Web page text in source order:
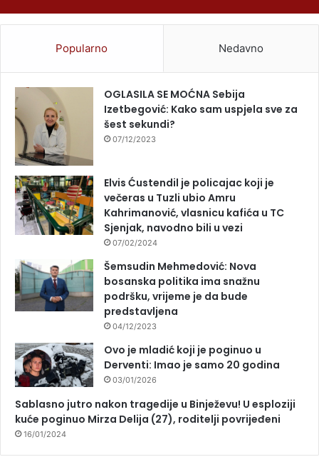
Popularno Nedavno
OGLASILA SE MOĆNA Sebija
Izetbegović: Kako sam uspjela sve za
šest sekundi?
07/12/2023
Elvis Ćustendil je policajac koji je
večeras u Tuzli ubio Amru
Kahrimanović, vlasnicu kafića u TC
Sjenjak, navodno bili u vezi
07/02/2024
Šemsudin Mehmedović: Nova
bosanska politika ima snažnu
podršku, vrijeme je da bude
predstavljena
04/12/2023
Ovo je mladić koji je poginuo u
Derventi: Imao je samo 20 godina
03/01/2026
Sablasno jutro nakon tragedije u Binježevu! U esploziji
kuće poginuo Mirza Delija (27), roditelji povrijeđeni
16/01/2024